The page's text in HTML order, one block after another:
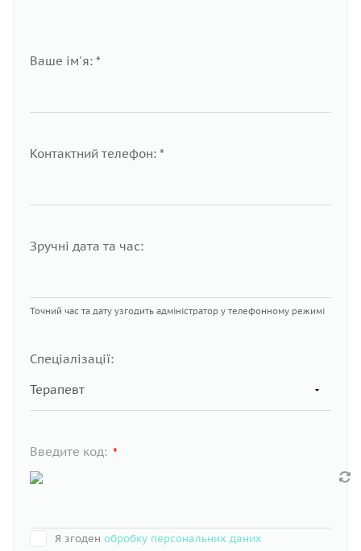
Ваше ім'я: *
Контактний телефон: *
Зручні дата та час:
Точний час та дату узгодить адміністратор у телефонному режимі
Спеціалізації:
Введите код: *
Я згоден обробку персональних даних